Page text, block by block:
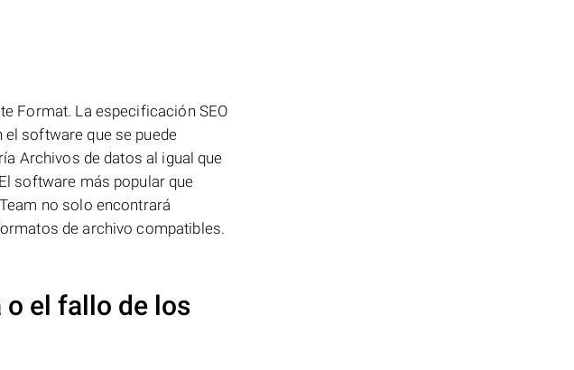
Format. La especificación SEO
software que se puede
Archivos de datos al igual que
software más popular que
no solo encontrará
de archivo compatibles.
o el fallo de los